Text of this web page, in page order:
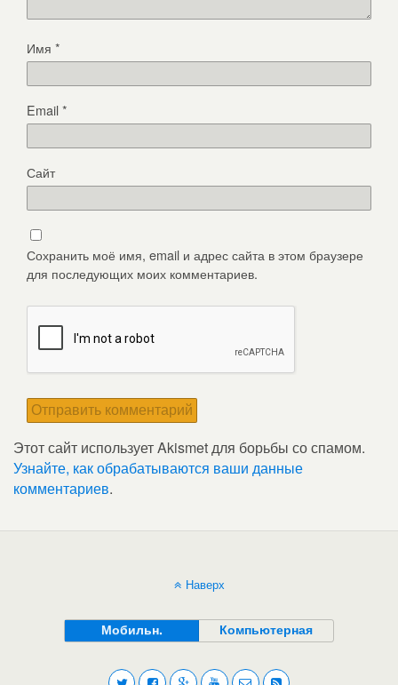
Имя *
Email*
Сайт
Сохранить моё имя, email и адрес сайта в этом браузере
для последующих моих комментариев.
Этот сайт использует Akismet для борьбы со спамом.
Узнайте, как обрабатываются ваши данные
комментариев.
Наверх
Мобильн. Компьютерная